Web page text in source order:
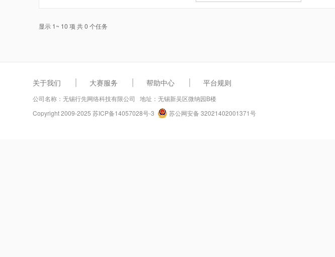
显示 1~ 10 项 共 0 个任务
关于我们 大赛服务 帮助中心 平台规则
公司名称：无锡行先网络科技有限公司 地址：无锡新吴区微纳园B楼
Copyright 2009-2025 苏ICP备14057028号-3 苏公网安备 32021402001371号